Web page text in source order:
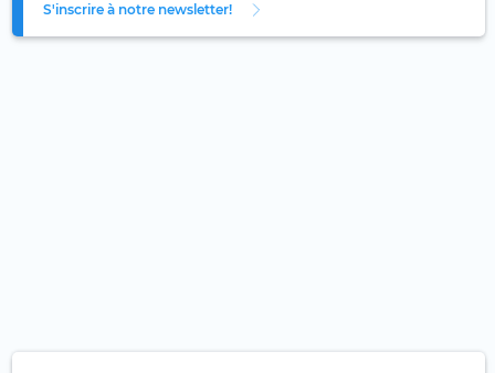
S'inscrire à notre newsletter!